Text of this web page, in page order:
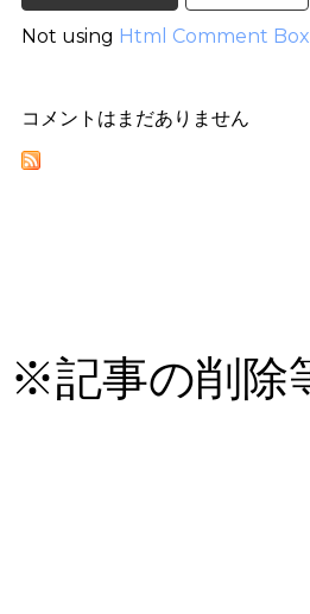
Not using Html Comment Box
コメントはまだありません
※記事の削除